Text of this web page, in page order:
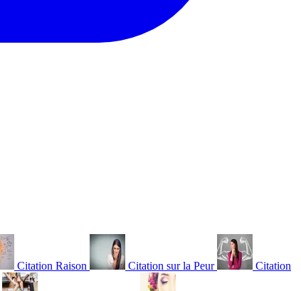
Citation Raison Citation sur la Peur Citation